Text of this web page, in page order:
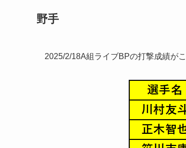
野手
2025/2/18A組ライブBPの打撃成績がこ